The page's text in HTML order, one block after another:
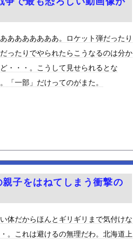
発生 part4
ｗｗｗｗｗｗ
多い！」中国政府「住民拘束！...
し＝韓国の反応
猫はこうなります…
うwwwwwwwww
まう…
ボらず走るし流問題解決じゃね...
たな
覚と真実
あああああああ。ロケット弾だったり
ったりでやられたらこうなるのは分か
・・・。こうして見せられるとな
「一部」だけってのがまた。
親子をはねてしまう衝撃の
体だからほんとギリギリまで気付けな
。これは避けるの無理だわ。北海道上